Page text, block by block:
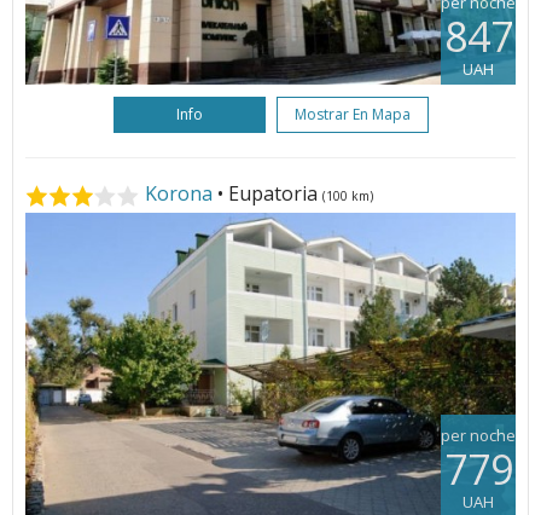
847
UAH
Info Mostrar En Mapa
Korona • Eupatoria (100 km)
per noche
779
UAH